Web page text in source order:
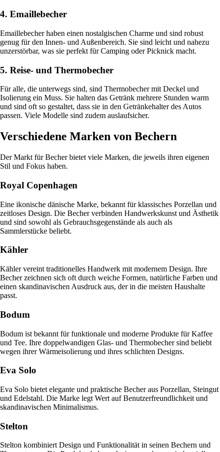
4. Emaillebecher
Emaillebecher haben einen nostalgischen Charme und sind robust
genug für den Innen- und Außenbereich. Sie sind leicht und nahezu
unzerstörbar, was sie perfekt für Camping oder Picknick macht.
5. Reise- und Thermobecher
Für alle, die unterwegs sind, sind Thermobecher mit Deckel und
Isolierung ein Muss. Sie halten das Getränk mehrere Stunden warm
und sind oft so gestaltet, dass sie in den Getränkehalter des Autos
passen. Viele Modelle sind zudem auslaufsicher.
Verschiedene Marken von Bechern
Der Markt für Becher bietet viele Marken, die jeweils ihren eigenen
Stil und Fokus haben.
Royal Copenhagen
Eine ikonische dänische Marke, bekannt für klassisches Porzellan und
zeitloses Design. Die Becher verbinden Handwerkskunst und Ästhetik
und sind sowohl als Gebrauchsgegenstände als auch als
Sammlerstücke beliebt.
Kähler
Kähler vereint traditionelles Handwerk mit modernem Design. Ihre
Becher zeichnen sich oft durch weiche Formen, natürliche Farben und
einen skandinavischen Ausdruck aus, der in die meisten Haushalte
passt.
Bodum
Bodum ist bekannt für funktionale und moderne Produkte für Kaffee
und Tee. Ihre doppelwandigen Glas- und Thermobecher sind beliebt
wegen ihrer Wärmeisolierung und ihres schlichten Designs.
Eva Solo
Eva Solo bietet elegante und praktische Becher aus Porzellan, Steingut
und Edelstahl. Die Marke legt Wert auf Benutzerfreundlichkeit und
skandinavischen Minimalismus.
Stelton
Stelton kombiniert Design und Funktionalität in seinen Bechern und